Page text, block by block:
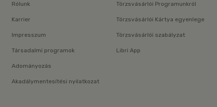
Rólunk
Karrier
Impresszum
Társadalmi programok
Adományozás
Akadálymentesítési nyilatkozat
Törzsvásárlói Programunkról
Törzsvásárlói Kártya egyenlege
Törzsvásárlói szabályzat
Libri App